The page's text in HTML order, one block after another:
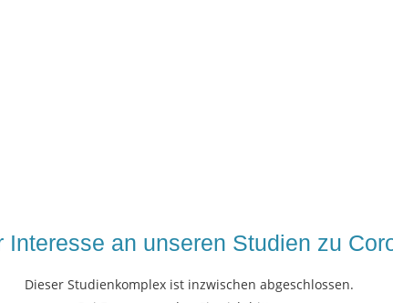
Interesse an unseren Studien zu
Dieser Studienkomplex ist inzwischen abgeschlossen.